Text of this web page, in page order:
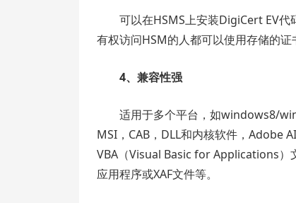
可以在HSMS上安装DigiCert EV
有权访问HSM的人都可以使用存储的证
4、兼容性强
适用于多个平台，如windows8/
MSI，CAB，DLL和内核软件，Adobe
VBA（Visual Basic for Applications
应用程序或XAF文件等。